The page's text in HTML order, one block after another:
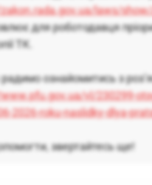
laws/
для роботодавця
ТК.
ознайомитись з
vl/230299-
2026-roku-naslidky-dlya-
звертайтесь ще!